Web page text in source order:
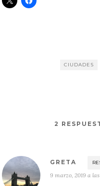
CIUDADES
2
GRETA
9 marzo, 2019 a las